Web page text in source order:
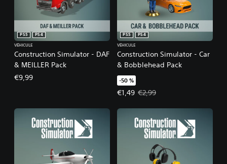
Construction Simulator - DAF
& MEILLER Pack
PS5
PS4
VÉHICULE
€9,99
Construction Simulator - Car
& Bobblehead Pack
PS5
PS4
VÉHICULE
-50 %
€1,49
Prix de l'offre : €1,49 Prix initial :
€2,99